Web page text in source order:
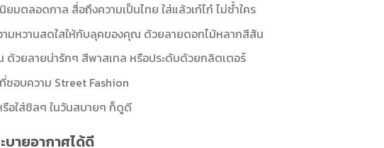
ยมตลอดกาล สื่อถึงความเป็นไทย ใส่แล้วเก๋ไก๋ ไม่ซ้ำใคร
ามหวานสดใสให้กับลุคของคุณ ด้วยลายดอกไม้หลากสีสัน
น ด้วยลายน่ารักๆ สีพาสเทล หรือประดับด้วยกลิตเตอร์
ชอบความ Street Fashion
รือใส่ชิลๆ ในวันสบายๆ ก็ดูดี
บายอากาศได้ดี